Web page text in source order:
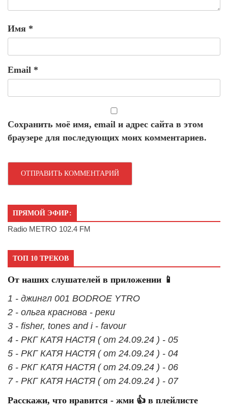
Имя *
Email *
Сохранить моё имя, email и адрес сайта в этом
браузере для последующих моих комментариев.
ПРЯМОЙ ЭФИР:
Radio METRO 102.4 FM
ТОП 10 ТРЕКОВ
От наших слушателей в приложении 📱
1 - джингл 001 BODROE YTRO
2 - ольга краснова - реки
3 - fisher, tones and i - favour
4 - РКГ КАТЯ НАСТЯ ( от 24.09.24 ) - 05
5 - РКГ КАТЯ НАСТЯ ( от 24.09.24 ) - 04
6 - РКГ КАТЯ НАСТЯ ( от 24.09.24 ) - 06
7 - РКГ КАТЯ НАСТЯ ( от 24.09.24 ) - 07
Расскажи, что нравится - жми 👍 в плейлисте